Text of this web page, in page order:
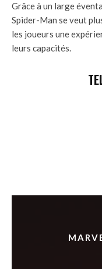
Grâce à un large
Spider-Man se veut
les joueurs une
leurs capacités.